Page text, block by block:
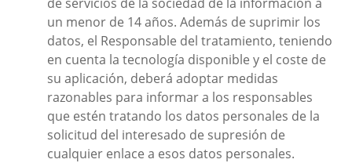
un menor de 14 años. Además de suprimir los
datos, el Responsable del tratamiento, teniendo
en cuenta la tecnología disponible y el coste de
su aplicación, deberá adoptar medidas
razonables para informar a los responsables
que estén tratando los datos personales de la
solicitud del interesado de supresión de
cualquier enlace a esos datos personales.